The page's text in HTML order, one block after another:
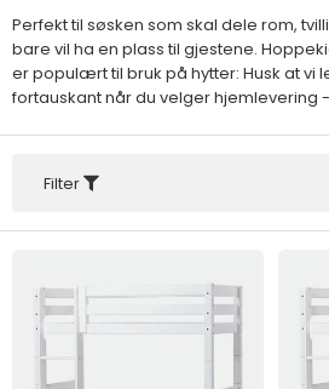
Perfekt til søsken som skal dele rom,
bare vil ha en plass til gjestene.
er populært til bruk på hytter: Husk at vi
fortauskant når du velger hjemlevering
Filter